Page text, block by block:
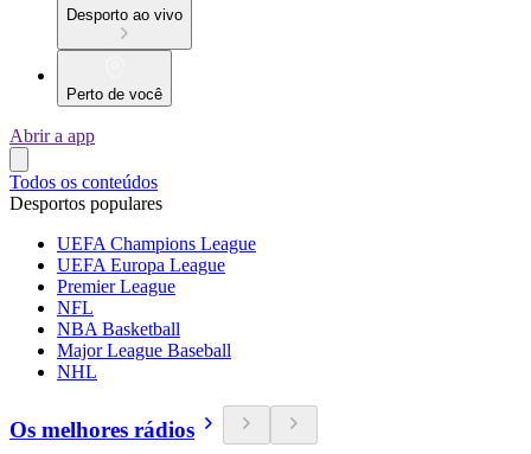
Desporto ao vivo
Perto de você
Abrir a app
Todos os conteúdos
Desportos populares
UEFA Champions League
UEFA Europa League
Premier League
NFL
NBA Basketball
Major League Baseball
NHL
Os melhores rádios